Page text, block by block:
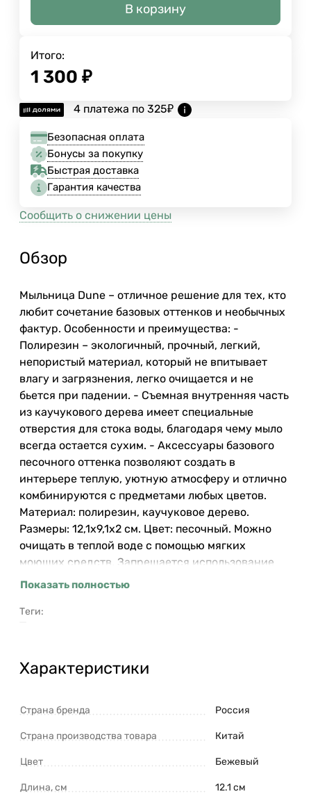
В корзину
Итого:
1 300 ₽
4 платежа по 325₽
Безопасная оплата
Бонусы за покупку
Быстрая доставка
Гарантия качества
Сообщить о снижении цены
Обзор
Мыльница Dune – отличное решение для тех, кто
любит сочетание базовых оттенков и необычных
фактур. Особенности и преимущества: -
Полирезин – экологичный, прочный, легкий,
непористый материал, который не впитывает
влагу и загрязнения, легко очищается и не
бьется при падении. - Съемная внутренняя часть
из каучукового дерева имеет специальные
отверстия для стока воды, благодаря чему мыло
всегда остается сухим. - Аксессуары базового
песочного оттенка позволяют создать в
интерьере теплую, уютную атмосферу и отлично
комбинируются с предметами любых цветов.
Материал: полирезин, каучуковое дерево.
Размеры: 12,1х9,1х2 см. Цвет: песочный. Можно
очищать в теплой воде с помощью мягких
моющих средств. Запрещается использование
агрессивной бытовой химии и абразивных
Показать полностью
Теги:
Характеристики
Страна бренда Россия
Страна производства товара Китай
Цвет Бежевый
Длина, см 12.1 см